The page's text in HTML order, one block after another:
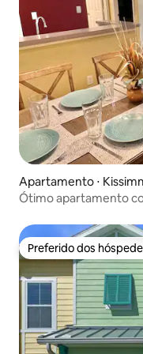
Apartamento ⋅
Ótimo apartamento
Preferido dos
Preferido dos